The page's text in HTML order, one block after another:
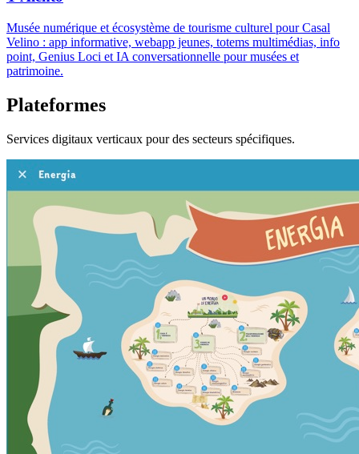
Musée numérique et écosystème de tourisme culturel pour Casal
Velino : app informative, webapp jeunes, totems multimédias, info
point, Genius Loci et IA conversationnelle pour musées et
patrimoine.
Plateformes
Services digitaux verticaux pour des secteurs spécifiques.